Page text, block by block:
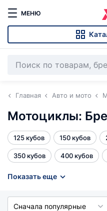
МЕНЮ
Главная Авто и мото
Мотоциклы:
125 кубов 150 кубов
350 кубов 400 кубов
Эндуро 250 кубов
Показать еще
Сначала популярные